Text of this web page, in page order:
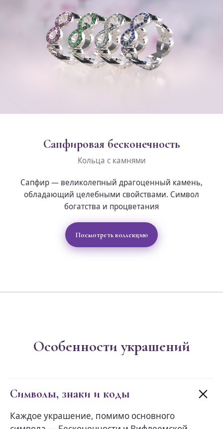
Сапфировая бесконечность
Кольца с камнями
Сапфир — великолепный драгоценный камень,
обладающий целебными свойствами. Символ
богатства и процветания
Посмотреть коллекцию
Особенности украшений
Символы, знаки и коды
Каждое украшение, помимо основного